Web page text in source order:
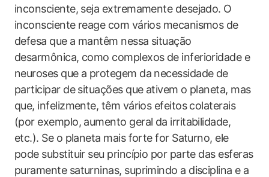
inconsciente, seja extremamente desejado. O
inconsciente reage com vários mecanismos de
defesa que a mantêm nessa situação
desarmônica, como complexos de inferioridade e
neuroses que a protegem da necessidade de
participar de situações que ativem o planeta, mas
que, infelizmente, têm vários efeitos colaterais
(por exemplo, aumento geral da irritabilidade,
etc.). Se o planeta mais forte for Saturno, ele
pode substituir seu princípio por parte das esferas
puramente saturninas, suprimindo a disciplina e a